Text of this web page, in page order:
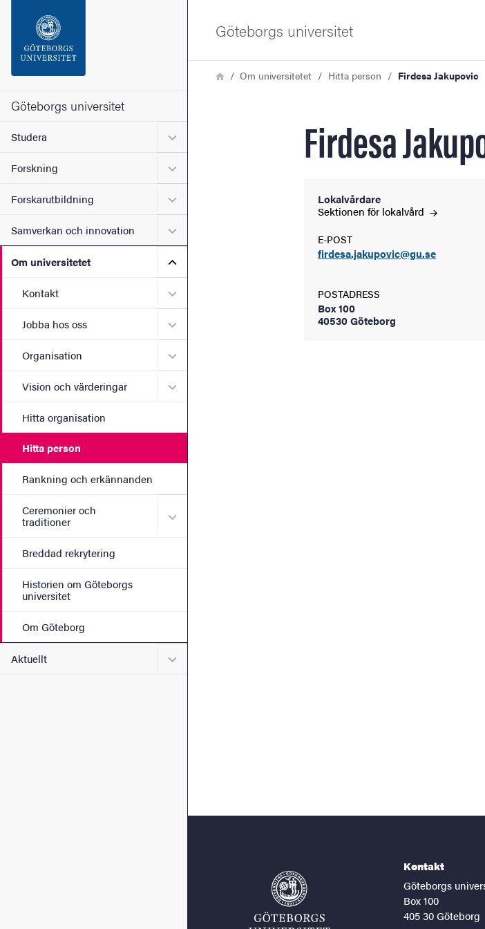
Sidfoten
Om webbplatsen
Göteborgs universitet
Studera Undermeny för Studera
Forskning Undermeny för Forskning
Forskarutbildning Undermeny för Forskarutbildning
Samverkan och innovation Undermeny för Samverkan och innovation
Om universitetet Undermeny för Om universitetet
Kontakt Undermeny för Kontakt
Jobba hos oss Undermeny för Jobba hos oss
Organisation Undermeny för Organisation
Vision och värderingar Undermeny för Vision och värderingar
Hitta organisation
Hitta person
Rankning och erkännanden
Ceremonier och
traditioner
Undermeny för Ceremonier och traditioner
Breddad rekrytering
Historien om Göteborgs
universitet
Om Göteborg
Aktuellt Undermeny för Aktuellt
Göteborgs universitet
LänkstigHemOm universitetet Hitta person Firdesa Jakupovic
Firdesa
Lokalvårdare
Sektionen för lokalvård
E-POST
firdesa.jakupovic@gu.se
POSTADRESS
Box 100
40530 Göteborg
Kontakt
Göteborgs
Box 100
405 30 Göteborg